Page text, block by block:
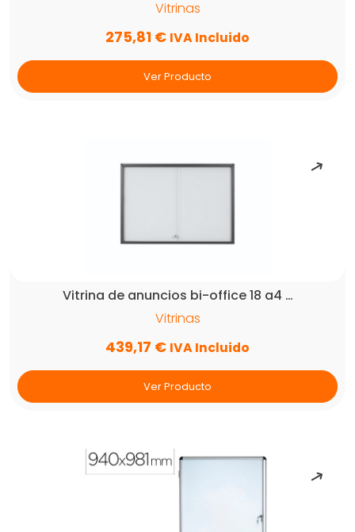
Vitrinas
275,81 € IVA Incluido
Ver Producto
Vitrina de anuncios bi-office 18 a4 …
Vitrinas
439,17 € IVA Incluido
Ver Producto